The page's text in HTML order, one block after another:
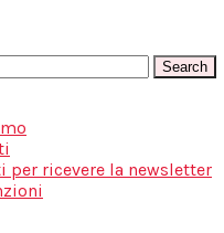
per ricevere la newsletter